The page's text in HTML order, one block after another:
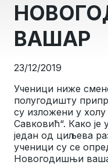
ВАШАР
23/12/2019
Ученици ниже
полугодишту
су изложени у
Савковић“. Како је
један од циљева
ученици су се
Новогодишњи